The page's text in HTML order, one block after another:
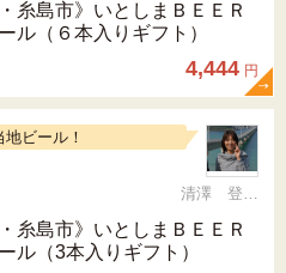
糸島市》いとしまＢＥＥＲ
ル（６本入りギフト）
4,444 円
ビール！
清澤 登希子
糸島市》いとしまＢＥＥＲ
ル（3本入りギフト）